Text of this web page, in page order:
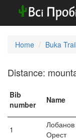
Home Buka Trail
Distance:
Bib
number
Name
1
Лобанов
Орест